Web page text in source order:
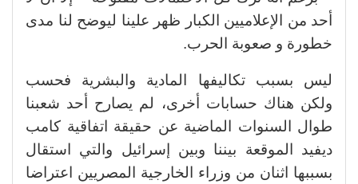
أحد من الإعلاميين الكبار ظهر علينا ليوضح لنا مدى
خطورة و صعوبة الحرب.
ليس بسبب تكاليفها المادية والبشرية فحسب
ولكن هناك حسابات أخرى، لم يصارح أحد شعبنا
طوال السنوات الماضية عن حقيقة اتفاقية كامب
ديفيد الموقعة بيننا وبين إسرائيل والتي استقال
بسببها اثنان من وزراء الخارجية المصريين اعتراضا